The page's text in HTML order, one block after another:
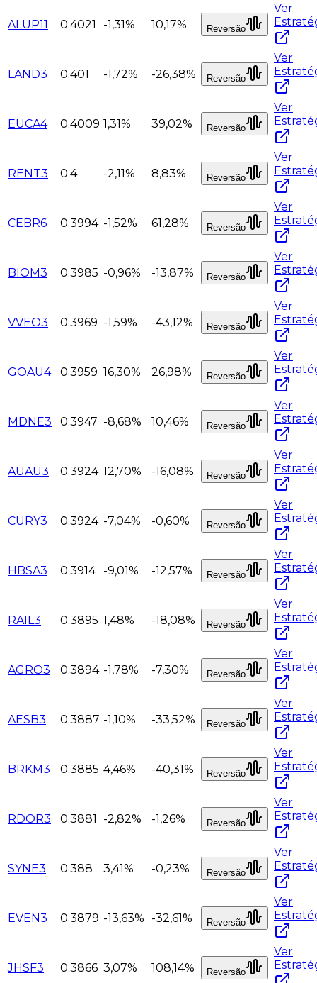
ALUP11 0.4021 -1,31% 10,17% Reversão
Ver
LAND3 0.401 -1,72% -26,38% Reversão
Ver
EUCA4 0.4009 1,31% 39,02% Reversão
Ver
RENT3 0.4 -2,11% 8,83% Reversão
Ver
CEBR6 0.3994 -1,52% 61,28% Reversão
Ver
BIOM3 0.3985 -0,96% -13,87% Reversão
Ver
VVEO3 0.3969 -1,59% -43,12% Reversão
Ver
GOAU4 0.3959 16,30% 26,98% Reversão
Ver
MDNE3 0.3947 -8,68% 10,46% Reversão
Ver
AUAU3 0.3924 12,70% -16,08% Reversão
Ver
CURY3 0.3924 -7,04% -0,60% Reversão
Ver
HBSA3 0.3914 -9,01% -12,57% Reversão
Ver
RAIL3 0.3895 1,48% -18,08% Reversão
Ver
AGRO3 0.3894 -1,78% -7,30% Reversão
Ver
AESB3 0.3887 -1,10% -33,52% Reversão
Ver
BRKM3 0.3885 4,46% -40,31% Reversão
Ver
RDOR3 0.3881 -2,82% -1,26% Reversão
Ver
SYNE3 0.388 3,41% -0,23% Reversão
Ver
EVEN3 0.3879 -13,63% -32,61% Reversão
Ver
JHSF3 0.3866 3,07% 108,14% Reversão
Ver